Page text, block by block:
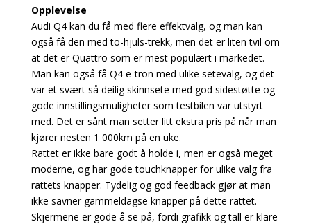
Opplevelse
Audi Q4 kan du få med flere effektvalg, og man kan
også få den med to-hjuls-trekk, men det er liten tvil om
at det er Quattro som er mest populært i markedet.
Man kan også få Q4 e-tron med ulike setevalg, og det
var et svært så deilig skinnsete med god sidestøtte og
gode innstillingsmuligheter som testbilen var utstyrt
med. Det er sånt man setter litt ekstra pris på når man
kjører nesten 1 000km på en uke.
Rattet er ikke bare godt å holde i, men er også meget
moderne, og har gode touchknapper for ulike valg fra
rattets knapper. Tydelig og god feedback gjør at man
ikke savner gammeldagse knapper på dette rattet.
Skjermene er gode å se på, fordi grafikk og tall er klare